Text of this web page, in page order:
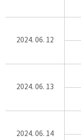
2024. 06. 12
2024. 06. 13
2024. 06. 14